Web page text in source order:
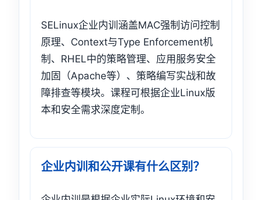
SELinux企业内训涵盖MAC强制访问控制
原理、Context与Type Enforcement机
制、RHEL中的策略管理、应用服务安全
加固（Apache等）、策略编写实战和故
障排查等模块。课程可根据企业Linux版
本和安全需求深度定制。
企业内训和公开课有什么区别？